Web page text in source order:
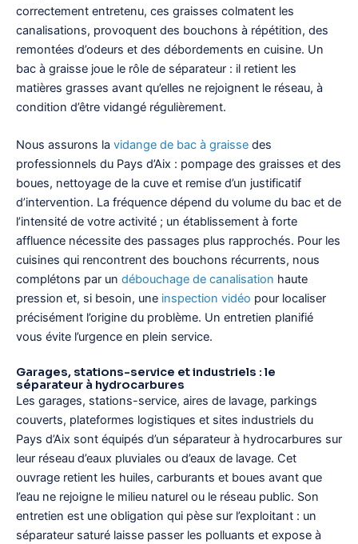
correctement entretenu, ces graisses colmatent les
canalisations, provoquent des bouchons à répétition, des
remontées d’odeurs et des débordements en cuisine. Un
bac à graisse joue le rôle de séparateur : il retient les
matières grasses avant qu’elles ne rejoignent le réseau, à
condition d’être vidangé régulièrement.
Nous assurons la vidange de bac à graisse des
professionnels du Pays d’Aix : pompage des graisses et des
boues, nettoyage de la cuve et remise d’un justificatif
d’intervention. La fréquence dépend du volume du bac et de
l’intensité de votre activité ; un établissement à forte
affluence nécessite des passages plus rapprochés. Pour les
cuisines qui rencontrent des bouchons récurrents, nous
complétons par un débouchage de canalisation haute
pression et, si besoin, une inspection vidéo pour localiser
précisément l’origine du problème. Un entretien planifié
vous évite l’urgence en plein service.
Garages, stations-service et industriels : le
séparateur à hydrocarbures
Les garages, stations-service, aires de lavage, parkings
couverts, plateformes logistiques et sites industriels du
Pays d’Aix sont équipés d’un séparateur à hydrocarbures sur
leur réseau d’eaux pluviales ou d’eaux de lavage. Cet
ouvrage retient les huiles, carburants et boues avant que
l’eau ne rejoigne le milieu naturel ou le réseau public. Son
entretien est une obligation qui pèse sur l’exploitant : un
séparateur saturé laisse passer les polluants et expose à